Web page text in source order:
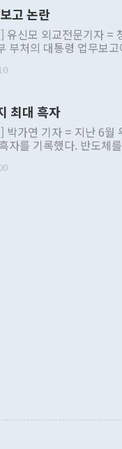
고 논란
유신모 외교전문기자 =
부처의 대통령 업무보
부 내 조율을 거치지 않
근거한 비현실적 구상'이
관련 발언이 물의를 빚
공개적으로 부정적 입
북 접근법과 월권을 제어
다. 또 "현 시점에서 흘
동력을 확보하기 위해
로 하는 게 과연 한반도
사후 브리핑에서 정 장
최대 흑자
박가연 기자 = 지난 6월
자를 기록했다. 반도체
음으로 1000억달러를
고 컴퓨터·주변기기
늘었으며 비IT 품목도
재산권사용료수지는
원소득수지는 배당소득
늘어난 데다 전월 분기